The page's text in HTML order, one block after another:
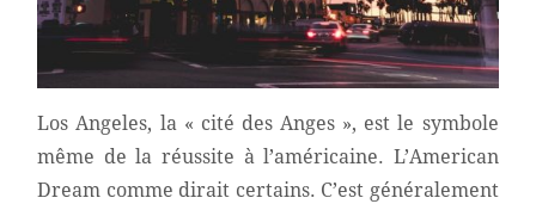
Los Angeles, la « cité des Anges », est le symbole
même de la réussite à l’américaine. L’American
Dream comme dirait certains. C’est généralement